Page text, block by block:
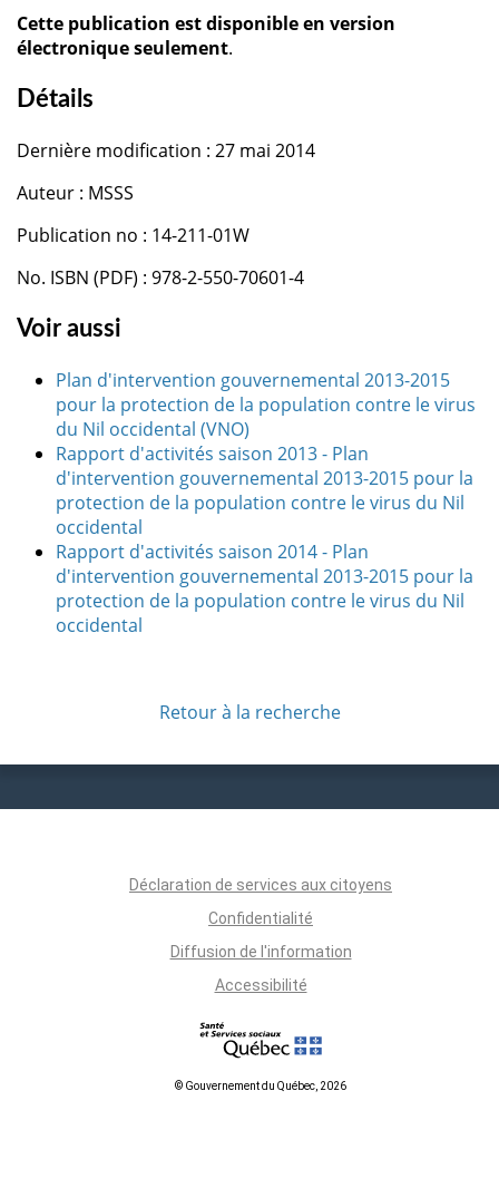
Cette publication est disponible en version
électronique seulement.
Détails
Dernière modification : 27 mai 2014
Auteur : MSSS
Publication no : 14-211-01W
No. ISBN (PDF) : 978-2-550-70601-4
Voir aussi
Plan d'intervention gouvernemental 2013-2015
pour la protection de la population contre le virus
du Nil occidental (VNO)
Rapport d'activités saison 2013 - Plan
d'intervention gouvernemental 2013-2015 pour la
protection de la population contre le virus du Nil
occidental
Rapport d'activités saison 2014 - Plan
d'intervention gouvernemental 2013-2015 pour la
protection de la population contre le virus du Nil
occidental
Retour à la recherche
Déclaration de services aux citoyens
Confidentialité
Diffusion de l'information
Accessibilité
© Gouvernement du Québec, 2026